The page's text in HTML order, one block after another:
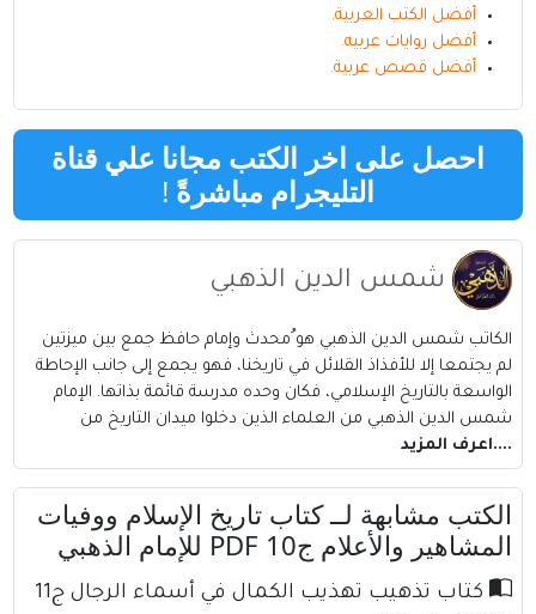
أفضل الكتب العربية.
أفضل روايات عربيه.
أفضل قصص عربية.
احصل على اخر الكتب مجانا علي قناة
التليجرام مباشرةً !
شمس الدين الذهبي
الكاتب شمس الدين الذهبي هو ُمحدث وإمام حافظ جمع بين ميزتين
لم يجتمعا إلا للأفذاذ القلائل في تاريخنا، فهو يجمع إلى جانب الإحاطة
الواسعة بالتاريخ الإسلامي، فكان وحده مدرسة قائمة بذاتها. الإمام
شمس الدين الذهبي من العلماء الذين دخلوا ميدان التاريخ من
....اعرف المزيد
الكتب مشابهة لــ كتاب تاريخ الإسلام ووفيات
المشاهير والأعلام ج10 PDF للإمام الذهبي
كتاب تذهيب تهذيب الكمال في أسماء الرجال ج11